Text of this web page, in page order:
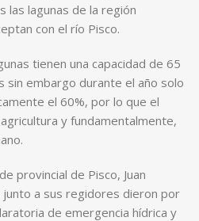
las lagunas de la región
con el río Pisco.
tienen una capacidad de 65
sin embargo durante el año solo
el 60%, por lo que el
y fundamentalmente,
provincial de Pisco, Juan
a sus regidores dieron por
de emergencia hídrica y